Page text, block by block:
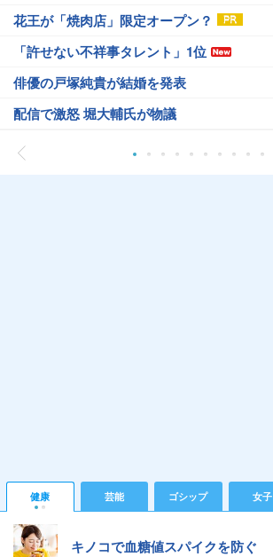
花王が「焼肉店」限定オープン？
「許せない不祥事タレント」1位
俳優の戸塚純貴が結婚を発表
配信で激怒 堀大輔氏が物議
健康 芸能 ゴシップ 女子
キノコで血糖値スパイクを防ぐ